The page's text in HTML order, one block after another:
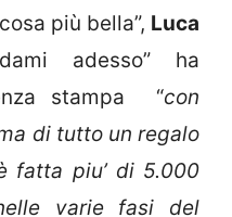
più bella”, Luca
adesso” ha
stampa “con
di tutto un regalo
fatta piu’ di 5.000
varie fasi del